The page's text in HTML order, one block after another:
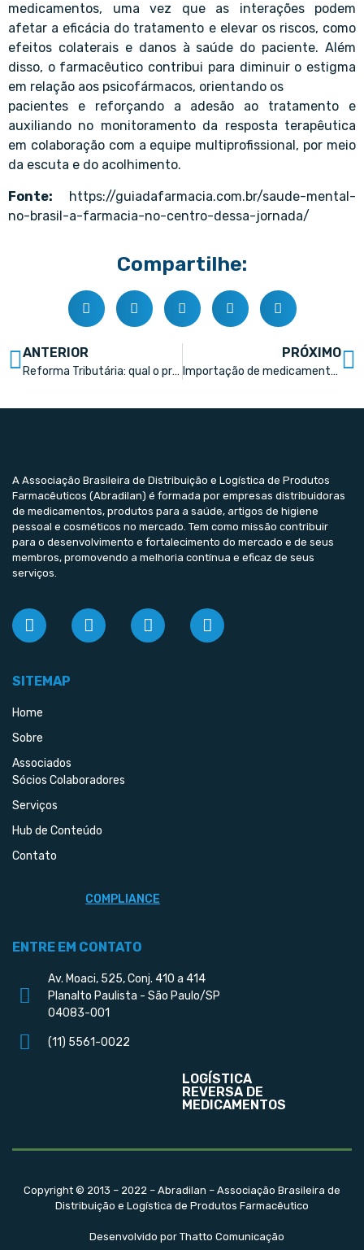
medicamentos, uma vez que as interações podem
afetar a eficácia do tratamento e elevar os riscos, como
efeitos colaterais e danos à saúde do paciente. Além
disso, o farmacêutico contribui para diminuir o estigma
em relação aos psicofármacos, orientando os
pacientes e reforçando a adesão ao tratamento e
auxiliando no monitoramento da resposta terapêutica
em colaboração com a equipe multiprofissional, por meio
da escuta e do acolhimento.
Fonte: https://guiadafarmacia.com.br/saude-mental-
no-brasil-a-farmacia-no-centro-dessa-jornada/
Compartilhe:
ANTERIOR
Reforma Tributária: qual o primeiro passo para que farmácias se adaptem?
PRÓXIMO
Importação de medicamentos cresce 14,3% em 2026
A Associação Brasileira de Distribuição e Logística de Produtos
Farmacêuticos (Abradilan) é formada por empresas distribuidoras
de medicamentos, produtos para a saúde, artigos de higiene
pessoal e cosméticos no mercado. Tem como missão contribuir
para o desenvolvimento e fortalecimento do mercado e de seus
membros, promovendo a melhoria contínua e eficaz de seus
serviços.
SITEMAP
Home
Sobre
Associados
Sócios Colaboradores
Serviços
Hub de Conteúdo
Contato
COMPLIANCE
ENTRE EM CONTATO
Av. Moaci, 525, Conj. 410 a 414
Planalto Paulista - São Paulo/SP
04083-001
(11) 5561-0022
LOGÍSTICA
REVERSA DE
MEDICAMENTOS
Copyright © 2013 – 2022 – Abradilan – Associação Brasileira de
Distribuição e Logística de Produtos Farmacêutico
Desenvolvido por Thatto Comunicação